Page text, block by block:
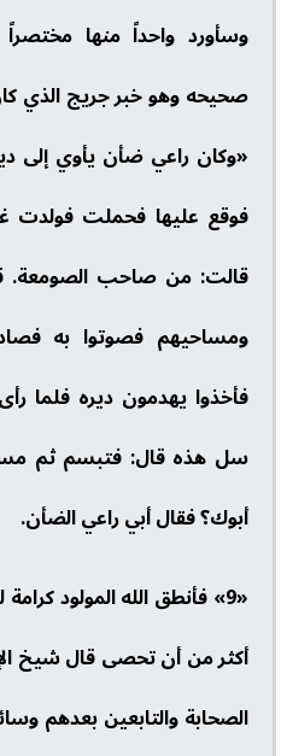
وسأورد واحداً منها
صحيحه وهو خبر جريج الذي
«وكان راعي ضأن يأوي إلى
فوقع عليها فحملت فولدت
قالت: من صاحب الصومعة.
ومساحيهم فصوتوا به
فأخذوا يهدمون ديره فلما
سل هذه قال: فتبسم ثم
أبوك؟ فقال أبي راعي الضأن.
«9» فأنطق الله المولود
أكثر من أن تحصى قال شيخ
الصحابة والتابعين بعدهم